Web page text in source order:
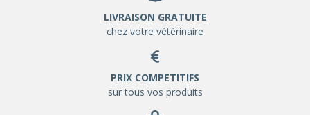
LIVRAISON GRATUITE
chez votre vétérinaire
PRIX COMPETITIFS
sur tous vos produits